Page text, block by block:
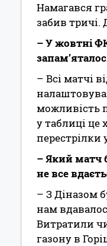
Намагався
забив
– У жовтні
– Всі матчі
можливість
у таблиці це
– Який матч
не все
– З Діназом
нам
Витратили
газону в